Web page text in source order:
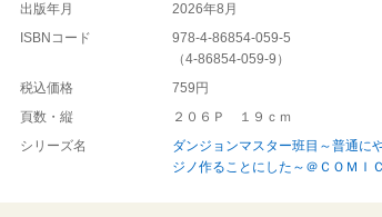
出版年月
2026年8月
ISBNコード
978-4-86854-059-5
（4-86854-059-9 ）
税込価格
759円
頁数・縦
２０６Ｐ １９ｃｍ
シリーズ名
ダンジョンマスター班目～普通に
ジノ作ることにした～＠ＣＯＭＩＣ